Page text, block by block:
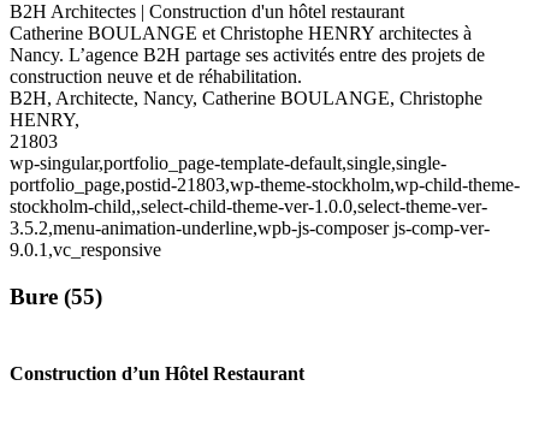
B2H Architectes | Construction d'un hôtel restaurant
Catherine BOULANGE et Christophe HENRY architectes à
Nancy. L’agence B2H partage ses activités entre des projets de
construction neuve et de réhabilitation.
B2H, Architecte, Nancy, Catherine BOULANGE, Christophe
HENRY,
21803
wp-singular,portfolio_page-template-default,single,single-
portfolio_page,postid-21803,wp-theme-stockholm,wp-child-theme-
stockholm-child,,select-child-theme-ver-1.0.0,select-theme-ver-
3.5.2,menu-animation-underline,wpb-js-composer js-comp-ver-
9.0.1,vc_responsive
Bure (55)
Construction d’un Hôtel Restaurant